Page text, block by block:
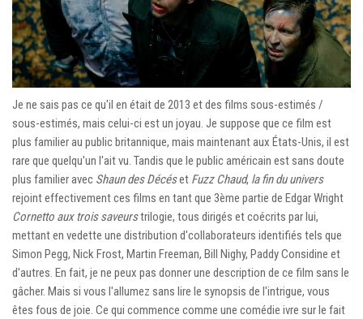
Je ne sais pas ce qu'il en était de 2013 et des films sous-estimés /
sous-estimés, mais celui-ci est un joyau. Je suppose que ce film est
plus familier au public britannique, mais maintenant aux États-Unis, il est
rare que quelqu'un l'ait vu. Tandis que le public américain est sans doute
plus familier avec Shaun des Décéset Fuzz Chaud, la fin du univers
rejoint effectivement ces films en tant que 3ème partie de Edgar Wright
Cornetto aux trois saveurstrilogie, tous dirigés et coécrits par lui,
mettant en vedette une distribution d'collaborateurs identifiés tels que
Simon Pegg, Nick Frost, Martin Freeman, Bill Nighy, Paddy Considine et
d'autres. En fait, je ne peux pas donner une description de ce film sans le
gâcher. Mais si vous l'allumez sans lire le synopsis de l'intrigue, vous
êtes fous de joie. Ce qui commence comme une comédie ivre sur le fait